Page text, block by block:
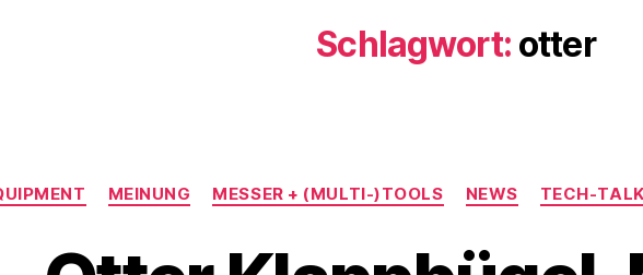
Schlagwort: otter
Kategorien
MEINUNG MESSER + (MULTI-)TOOLS NEWS TECH-TALK